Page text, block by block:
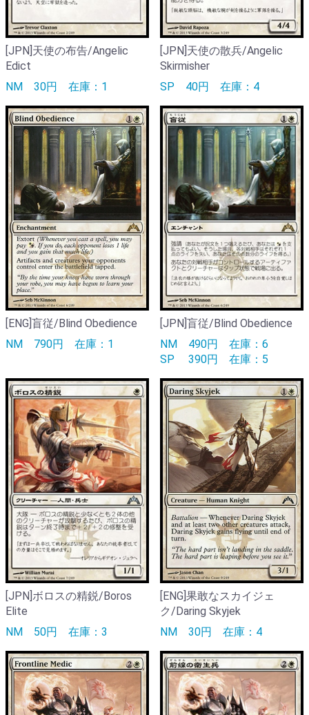
[JPN]天使の布告/Angelic
Edict
NM 30円 在庫：1
[JPN]天使の散兵/Angelic
Skirmisher
SP 40円 在庫：4
[ENG]盲従/Blind Obedience
NM 790円 在庫：1
[JPN]盲従/Blind Obedience
NM 490円 在庫：6
SP
390円 在庫：5
[JPN]ボロスの精鋭/Boros
Elite
NM 50円 在庫：3
[ENG]果敢なスカイジェ
ク/Daring Skyjek
NM 30円 在庫：4